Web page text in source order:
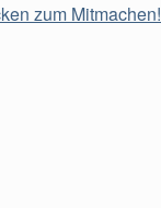
zum Mitmachen!